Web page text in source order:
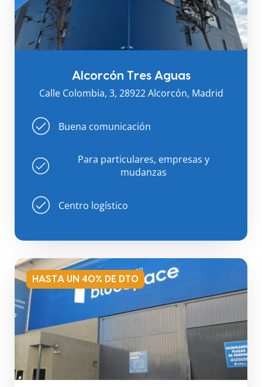
Alcorcón Tres Aguas
Calle Colombia, 3, 28922 Alcorcón, Madrid
Buena comunicación
Para particulares, empresas y
mudanzas
Centro logístico
HASTA UN 40% DE DTO